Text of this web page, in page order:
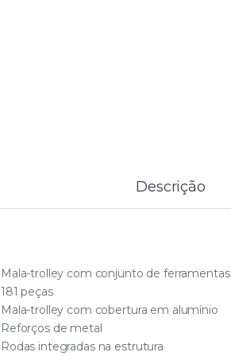
Descrição
Mala-trolley com conjunto de
181 peças
Mala-trolley com cobertura em alumínio
Reforços de metal
Rodas integradas na estrutura